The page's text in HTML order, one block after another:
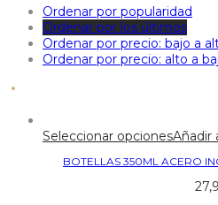
Ordenar por popularidad
Ordenar por los últimos
Ordenar por precio: bajo a
Ordenar por precio: alto a
Seleccionar opcionesAñadir
BOTELLAS 350ML ACERO